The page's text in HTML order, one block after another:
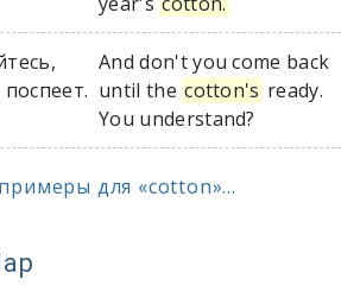
поспеет.
And don't you come back
until the cotton's ready.
You understand?
для «cotton»...